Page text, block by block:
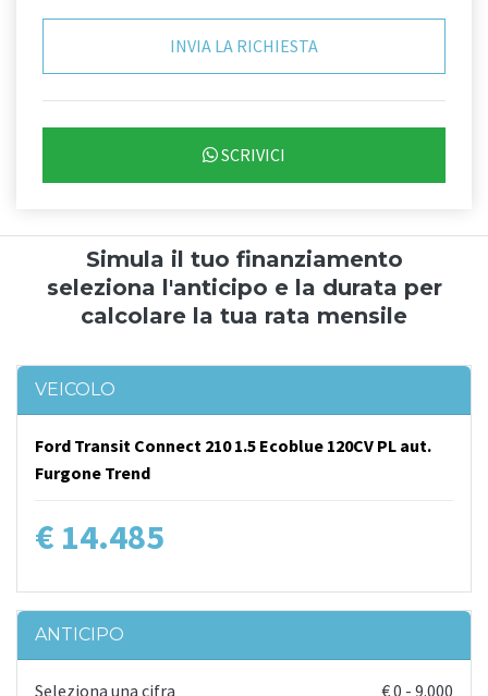
SCRIVICI
Simula il tuo finanziamento
seleziona l'anticipo e la durata per
calcolare la tua rata mensile
VEICOLO
Ford Transit Connect 210 1.5 Ecoblue 120CV PL aut.
Furgone Trend
€ 14.485
ANTICIPO
Seleziona una cifra €0 - 9.000